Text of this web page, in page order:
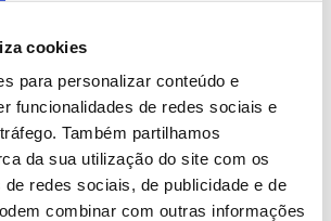
cookies
para personalizar conteúdo e
funcionalidades de redes sociais e
Também partilhamos
da sua utilização do site com os
redes sociais, de publicidade e de
combinar com outras informações
especialmente para a recolha